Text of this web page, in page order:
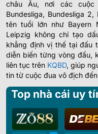
châu Âu, nơi các
Bundesliga, Bundesliga
tên tuổi lớn như Bayern
Leipzig không chỉ tạo
khẳng định vị thế tại đấu
diễn biến từng vòng đấu,
liên tục trên KQBD, giúp
tin từ cuộc đua vô địch
Top nhà cái uy